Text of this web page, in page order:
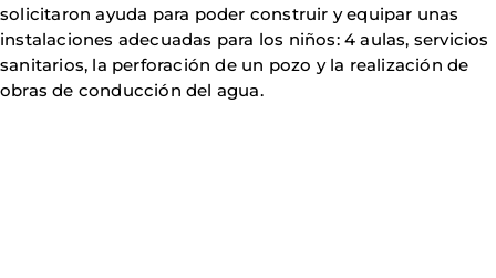
solicitaron ayuda para poder construir y equipar unas
instalaciones adecuadas para los niños: 4 aulas, servicios
sanitarios, la perforación de un pozo y la realización de
obras de conducción del agua.